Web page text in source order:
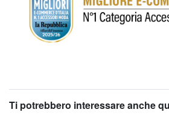
Ti potrebbero interessare anche